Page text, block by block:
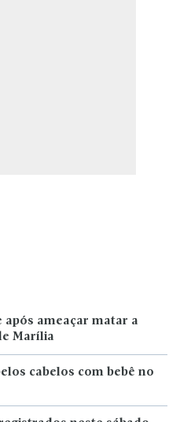
ameaçar matar a
Marília
cabelos com bebê no